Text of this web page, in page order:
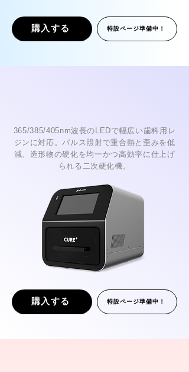
購入する 特設ページ準備中！
365/385/405nm波長のLEDで幅広い歯科用レ
ジンに対応。パルス照射で重合熱と歪みを低
減。造形物の硬化を均一かつ高効率に仕上げ
られる二次硬化機。
購入する 特設ページ準備中！